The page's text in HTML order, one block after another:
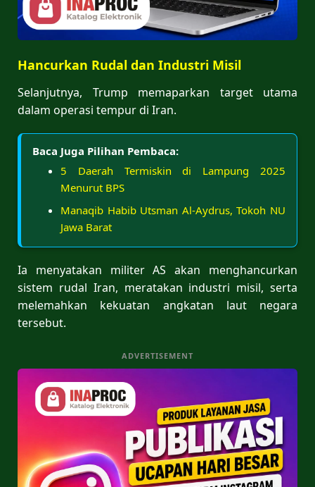
Hancurkan Rudal dan Industri Misil
Selanjutnya, Trump memaparkan target utama
dalam operasi tempur di Iran.
Baca Juga Pilihan Pembaca:
5 Daerah Termiskin di Lampung 2025
Menurut BPS
Manaqib Habib Utsman Al-Aydrus, Tokoh NU
Jawa Barat
Ia menyatakan militer AS akan menghancurkan
sistem rudal Iran, meratakan industri misil, serta
melemahkan kekuatan angkatan laut negara
tersebut.
ADVERTISEMENT